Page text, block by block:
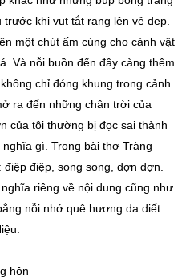
khi vụt tắt rạng lên vẻ đẹp.
một chút ấm cúng cho cảnh vật
Và nỗi buồn đến đây càng thêm
chỉ đóng khung trong cảnh
ra đến những chân trời của
của tôi thường bị đọc sai thành
gì. Trong bài thơ Tràng
điệp, song song, dợn dợn.
riêng về nội dung cũng như
nỗi nhớ quê hương da diết.
hôn